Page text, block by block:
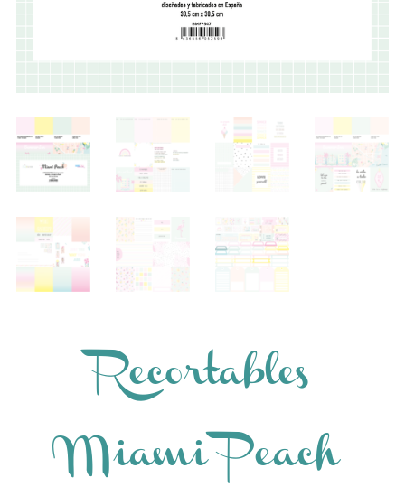
Recortables
Miami Peach